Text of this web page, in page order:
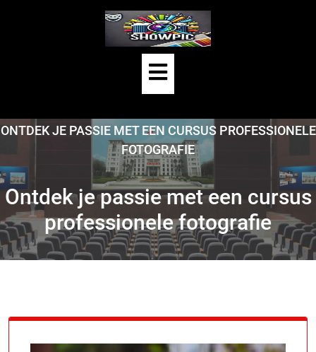
Open
Button
ONTDEK JE PASSIE MET EEN CURSUS PROFESSIONELE
FOTOGRAFIE
Ontdek je passie met een cursus
professionele fotografie